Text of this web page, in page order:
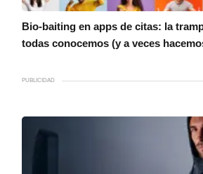
Bio-baiting en apps de citas: la
todas conocemos (y a veces
PUBLICIDAD